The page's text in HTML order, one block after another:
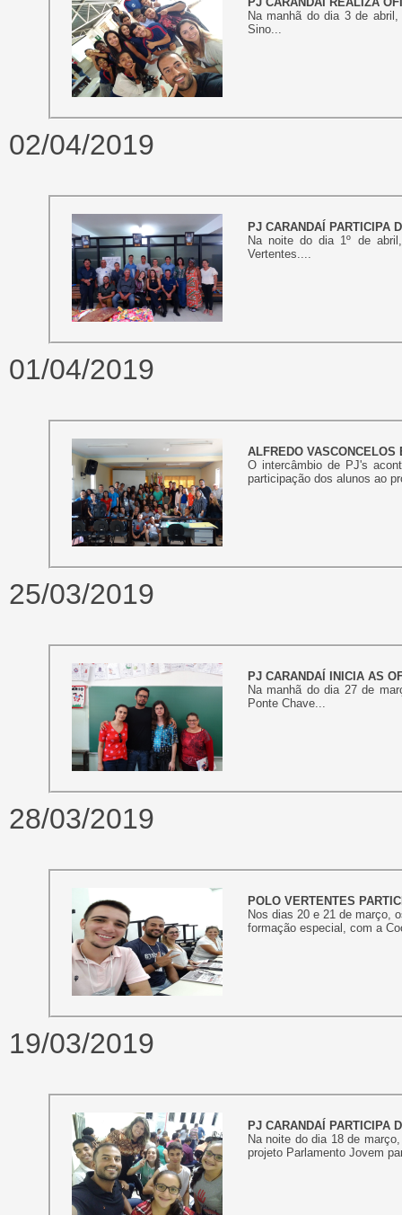
Na manhã do dia 3 de
Sino...
02/04/2019
PJ CARANDAÍ PARTICIPA
Na noite do dia 1º de
Vertentes....
01/04/2019
ALFREDO VASCONCELOS
O intercâmbio de PJ's
participação dos alunos ao
25/03/2019
PJ CARANDAÍ INICIA AS
Na manhã do dia 27 de
Ponte Chave...
28/03/2019
POLO VERTENTES
Nos dias 20 e 21 de março,
formação especial, com a
19/03/2019
PJ CARANDAÍ PARTICIPA
Na noite do dia 18 de
projeto Parlamento Jovem